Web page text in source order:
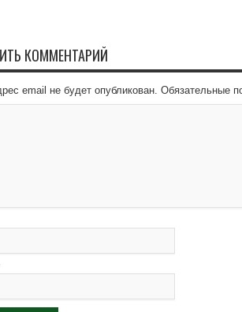
КОММЕНТАРИЙ
email не будет опубликован. Обязательные